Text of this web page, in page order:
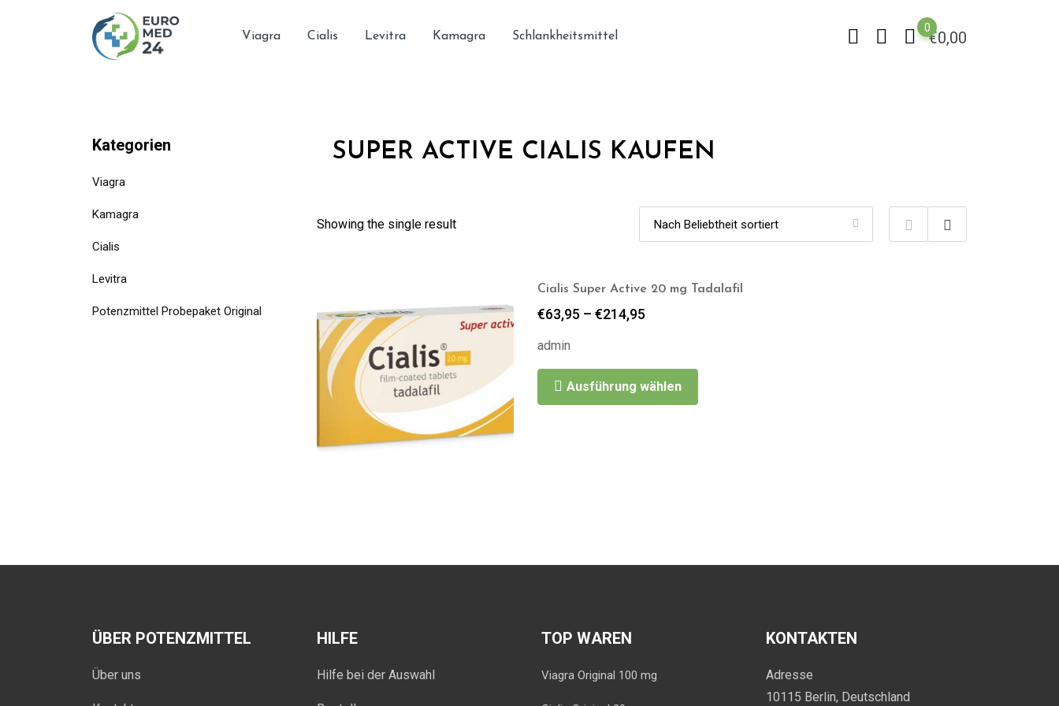
Viagra Cialis Levitra Kamagra Schlankheitsmittel €0,00
0
Kategorien
Viagra
Kamagra
Cialis
Levitra
Potenzmittel Probepaket Original
SUPER ACTIVE CIALIS KAUFEN
Showing the single result
Cialis Super Active 20 mg Tadalafil
€63,95 – €214,95
admin
Ausführung wählen
ÜBER POTENZMITTEL
Über uns
HILFE
Hilfe bei der Auswahl
TOP WAREN
Viagra Original 100 mg
KONTAKTEN
Adresse
10115 Berlin, Deutschland